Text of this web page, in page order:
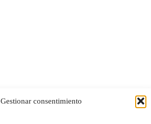
Gestionar consentimiento